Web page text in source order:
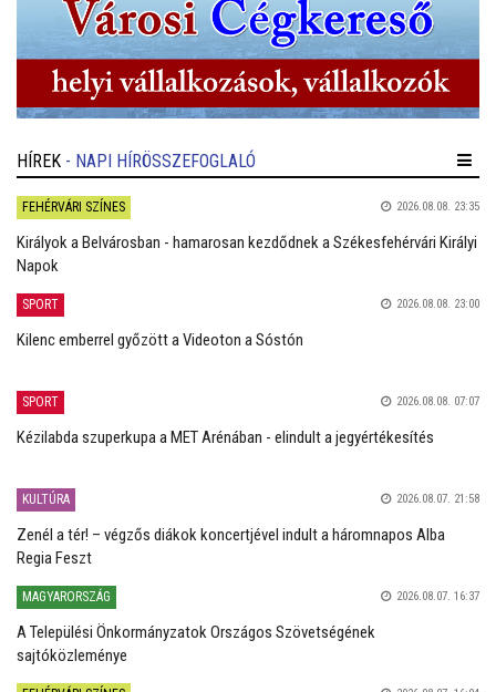
HÍREK - NAPI HÍRÖSSZEFOGLALÓ
FEHÉRVÁRI SZÍNES 2026.08.08. 23:35
Királyok a Belvárosban - hamarosan kezdődnek a Székesfehérvári Királyi
Napok
SPORT 2026.08.08. 23:00
Kilenc emberrel győzött a Videoton a Sóstón
SPORT 2026.08.08. 07:07
Kézilabda szuperkupa a MET Arénában - elindult a jegyértékesítés
KULTÚRA 2026.08.07. 21:58
Zenél a tér! – végzős diákok koncertjével indult a háromnapos Alba
Regia Feszt
MAGYARORSZÁG 2026.08.07. 16:37
A Települési Önkormányzatok Országos Szövetségének
sajtóközleménye